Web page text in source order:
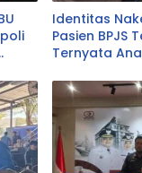
Identitas
Pasien BPJS
Ternyata